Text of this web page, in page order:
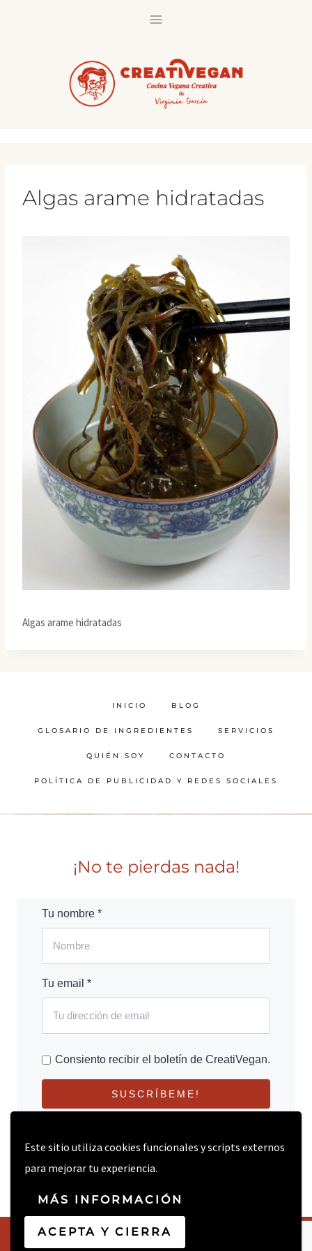
Este sitio utiliza cookies funcionales y scripts externos
para mejorar tu experiencia.
MÁS INFORMACIÓN
ACEPTA Y CIERRA
Algas arame hidratadas
Algas arame hidratadas
INICIO BLOG
GLOSARIO DE INGREDIENTES SERVICIOS
QUIÉN SOY CONTACTO
POLÍTICA DE PUBLICIDAD Y REDES SOCIALES
¡No te pierdas nada!
Tu nombre *
Tu email *
Consiento recibir el boletín de CreatiVegan.
SUSCRÍBEME!
© 2026 CREATIVEGAN.NET